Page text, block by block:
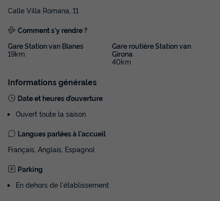
Calle Villa Romana, 11
Comment s'y rendre ?
Gare Station van Blanes
19km
Gare routière Station van
Girona
40km
Informations générales
Date et heures d’ouverture
Ouvert toute la saison
Langues parlées à l'accueil
Français, Anglais, Espagnol
Parking
En dehors de l'établissement